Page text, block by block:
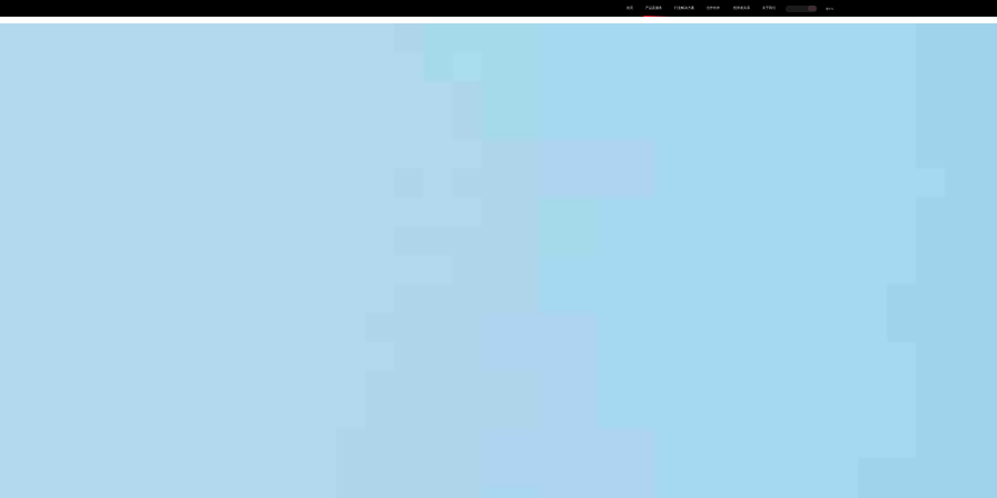
首页 产品及服务 行业解决方案 合作伙伴 投资者关系 关于我们 中EN